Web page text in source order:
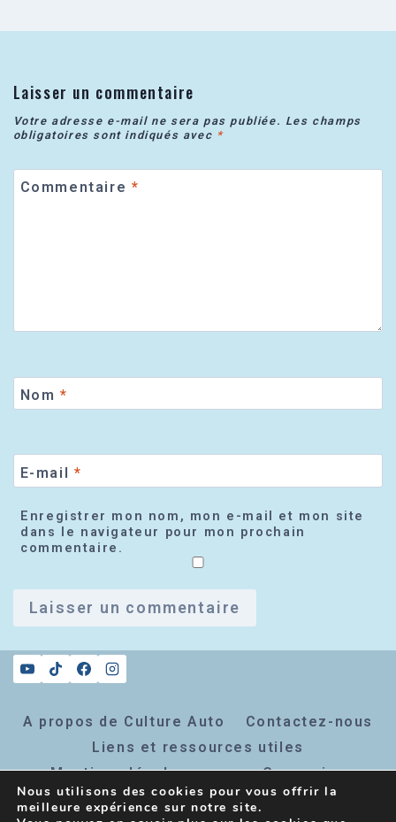
Laisser un commentaire
Votre adresse e-mail ne sera pas publiée. Les champs
obligatoires sont indiqués avec *
Commentaire *
Nom *
E-mail *
Enregistrer mon nom, mon e-mail et mon site
dans le navigateur pour mon prochain
commentaire.
A propos de Culture Auto
Contactez-nous
Liens et ressources utiles
Mentions légales
Connexion
Inscription newsletter
Nous utilisons des cookies pour vous offrir la
meilleure expérience sur notre site.